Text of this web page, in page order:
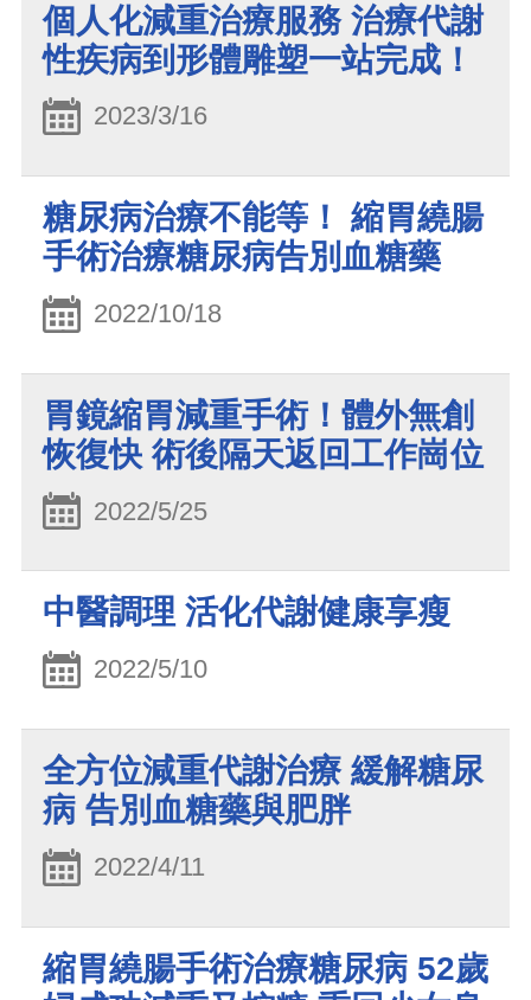
個人化減重治療服務 治療代謝
性疾病到形體雕塑一站完成！
2023/3/16
糖尿病治療不能等！ 縮胃繞腸
手術治療糖尿病告別血糖藥
2022/10/18
胃鏡縮胃減重手術！體外無創
恢復快 術後隔天返回工作崗位
2022/5/25
中醫調理 活化代謝健康享瘦
2022/5/10
全方位減重代謝治療 緩解糖尿
病 告別血糖藥與肥胖
2022/4/11
縮胃繞腸手術治療糖尿病 52歲